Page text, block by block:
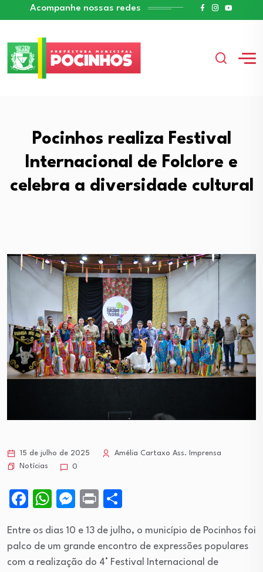
Acompanhe nossas redes
Pocinhos realiza Festival
Internacional de Folclore e
celebra a diversidade cultural
15 de julho de 2025
Amélia Cartaxo Ass. Imprensa
Notícias
0
Facebook
WhatsApp
Messenger
Print
Entre os dias 10 e 13 de julho, o município de Pocinhos foi
palco de um grande encontro de expressões populares
com a realização do 4° Festival Internacional de